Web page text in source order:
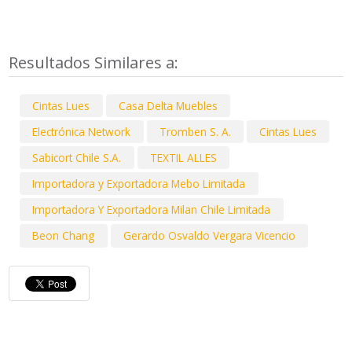
Resultados Similares a:
Cintas Lues
Casa Delta Muebles
Electrónica Network
Tromben S. A.
Cintas Lues
Sabicort Chile S.A.
TEXTIL ALLES
Importadora y Exportadora Mebo Limitada
Importadora Y Exportadora Milan Chile Limitada
Beon Chang
Gerardo Osvaldo Vergara Vicencio